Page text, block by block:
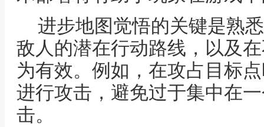
进步地图觉悟的关键是熟
敌人的潜在行动路线，以及
为有效。例如，在攻占目标
进行攻击，避免过于集中在
击。